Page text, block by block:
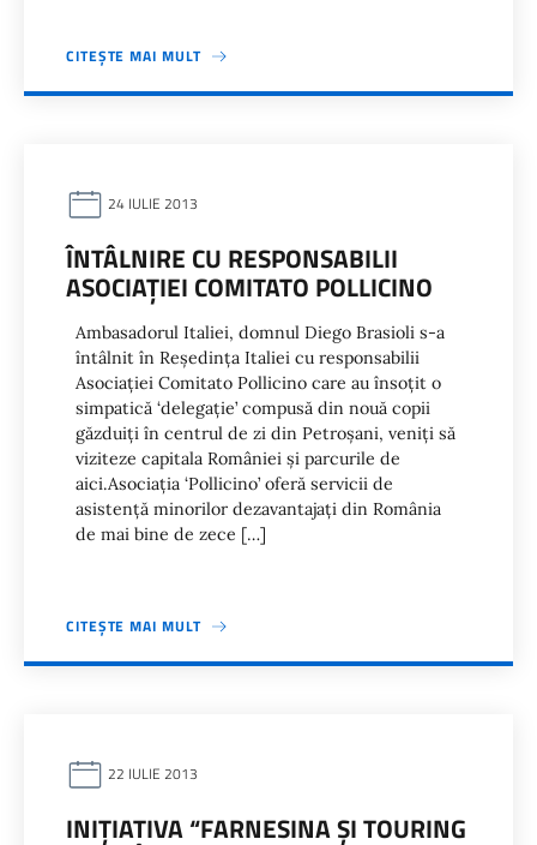
CITEȘTE MAI MULT
24 IULIE 2013
ÎNTÂLNIRE CU RESPONSABILII
ASOCIAŢIEI COMITATO POLLICINO
Ambasadorul Italiei, domnul Diego Brasioli s-a
întâlnit în Reşedinţa Italiei cu responsabilii
Asociaţiei Comitato Pollicino care au însoţit o
simpatică ‘delegaţie’ compusă din nouă copii
găzduiţi în centrul de zi din Petroşani, veniţi să
viziteze capitala României şi parcurile de
aici.Asociaţia ‘Pollicino’ oferă servicii de
asistenţă minorilor dezavantajaţi din România
de mai bine de zece […]
CITEȘTE MAI MULT
22 IULIE 2013
INIŢIATIVA “FARNESINA ŞI TOURING